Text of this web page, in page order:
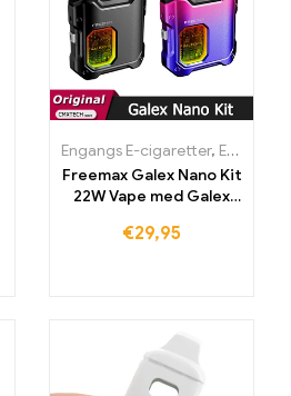
Engangs-E-cigaretter Portugal
Engangs E-cigaretter, Engangs-E-cigaretter Polen
Freemax Galex Nano Kit
22W Vape med Galex
€29,95